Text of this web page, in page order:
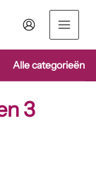
Alle categorieën
3